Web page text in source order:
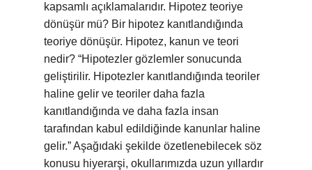
kapsamlı açıklamalarıdır. Hipotez teoriye
dönüşür mü? Bir hipotez kanıtlandığında
teoriye dönüşür. Hipotez, kanun ve teori
nedir? “Hipotezler gözlemler sonucunda
geliştirilir. Hipotezler kanıtlandığında teoriler
haline gelir ve teoriler daha fazla
kanıtlandığında ve daha fazla insan
tarafından kabul edildiğinde kanunlar haline
gelir.” Aşağıdaki şekilde özetlenebilecek söz
konusu hiyerarşi, okullarımızda uzun yıllardır